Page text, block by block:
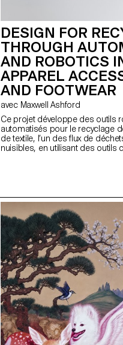
DESIGN FOR
THROUGH
AND ROBOTICS
APPAREL
AND FOOTWEAR
avec Maxwell Ashford
Ce projet développe des outils
automatisés pour le recyclage
de textile, l’un des flux de
nuisibles, en utilisant des outils